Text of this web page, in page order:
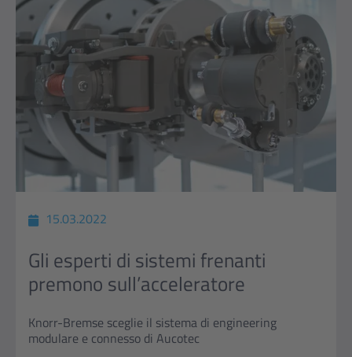
15.03.2022
Gli esperti di sistemi frenanti
premono sull’acceleratore
Knorr-Bremse sceglie il sistema di engineering
modulare e connesso di Aucotec